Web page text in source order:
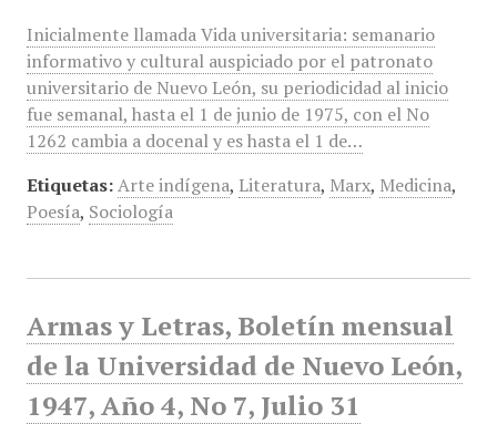
Inicialmente llamada Vida universitaria: semanario
informativo y cultural auspiciado por el patronato
universitario de Nuevo León, su periodicidad al inicio
fue semanal, hasta el 1 de junio de 1975, con el No
1262 cambia a docenal y es hasta el 1 de…
Etiquetas: Arte indígena, Literatura, Marx, Medicina,
Poesía, Sociología
Armas y Letras, Boletín mensual
de la Universidad de Nuevo León,
1947, Año 4, No 7, Julio 31